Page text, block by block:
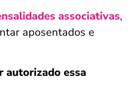
associativas,
aposentados e
autorizado essa